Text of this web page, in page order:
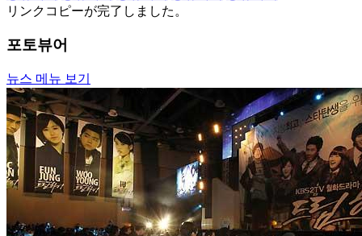
リンクコピーが完了しました。
포토뷰어
뉴스 메뉴 보기